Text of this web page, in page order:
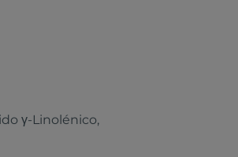
γ-Linolénico,